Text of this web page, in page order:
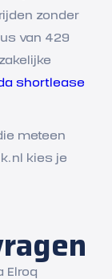
zonder
van 429
shortlease
meteen
kies je
Elroq